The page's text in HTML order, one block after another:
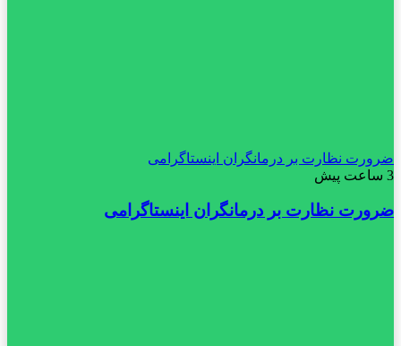
ضرورت نظارت بر درمانگران اینستاگرامی
3 ساعت پیش
ضرورت نظارت بر درمانگران اینستاگرامی